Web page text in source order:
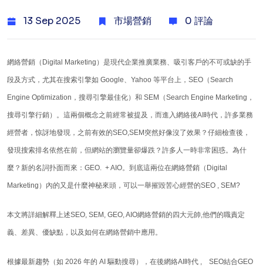
13 Sep 2025 市場營銷 0 評論
網絡營銷（Digital Marketing）是現代企業推廣業務、吸引客戶的不可或缺的手
段及方式，尤其在搜索引擎如 Google、Yahoo 等平台上，SEO（Search
Engine Optimization，搜尋引擎最佳化）和 SEM（Search Engine Marketing，
搜尋引擎行銷）。這兩個概念之前經常被提及，而進入網絡後AI時代，許多業務
經營者，惊訝地發現，之前有效的SEO,SEM突然好像沒了效果？仔細檢查後，
發現搜索排名依然在前，但網站的瀏覽量卻爆跌？許多人一時非常困惑。為什
麼？新的名詞扑面而來：GEO. + AIO。到底這兩位在網絡營銷（Digital
Marketing）內的又是什麼神秘來頭，可以一舉摧毀苦心經營的SEO , SEM?
本文將詳細解釋上述SEO, SEM, GEO, AIO網絡營銷的四大元帥,他們的職責定
義、差異、優缺點，以及如何在網絡營銷中應用。
根據最新趨勢（如 2026 年的 AI 驅動搜尋），在後網絡AI時代 , SEO結合GEO